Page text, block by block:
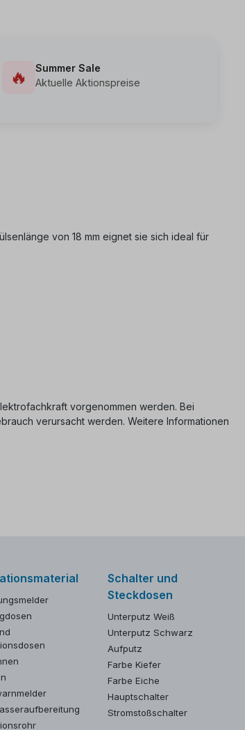
🔥
Summer Sale
Aktuelle Aktionspreise
von 18 mm eignet sie sich ideal für
vorgenommen werden. Bei
verursacht werden. Weitere Informationen
Schalter und
Steckdosen
Unterputz Weiß
Unterputz Schwarz
Aufputz
Farbe Kiefer
Farbe Eiche
Hauptschalter
Stromstoßschalter